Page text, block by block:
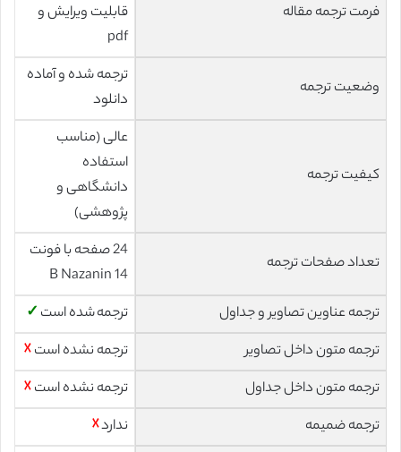
فرمت ترجمه مقاله
قابلیت ویرایش و
pdf
وضعیت ترجمه
ترجمه شده و آماده
دانلود
کیفیت ترجمه
عالی (مناسب
استفاده
دانشگاهی و
پژوهشی)
تعداد صفحات ترجمه
24 صفحه با فونت
14 B Nazanin
ترجمه عناوین تصاویر و جداول
ترجمه شده است ✓
ترجمه متون داخل تصاویر
ترجمه نشده است☓
ترجمه متون داخل جداول
ترجمه نشده است☓
ترجمه ضمیمه
ندارد☓